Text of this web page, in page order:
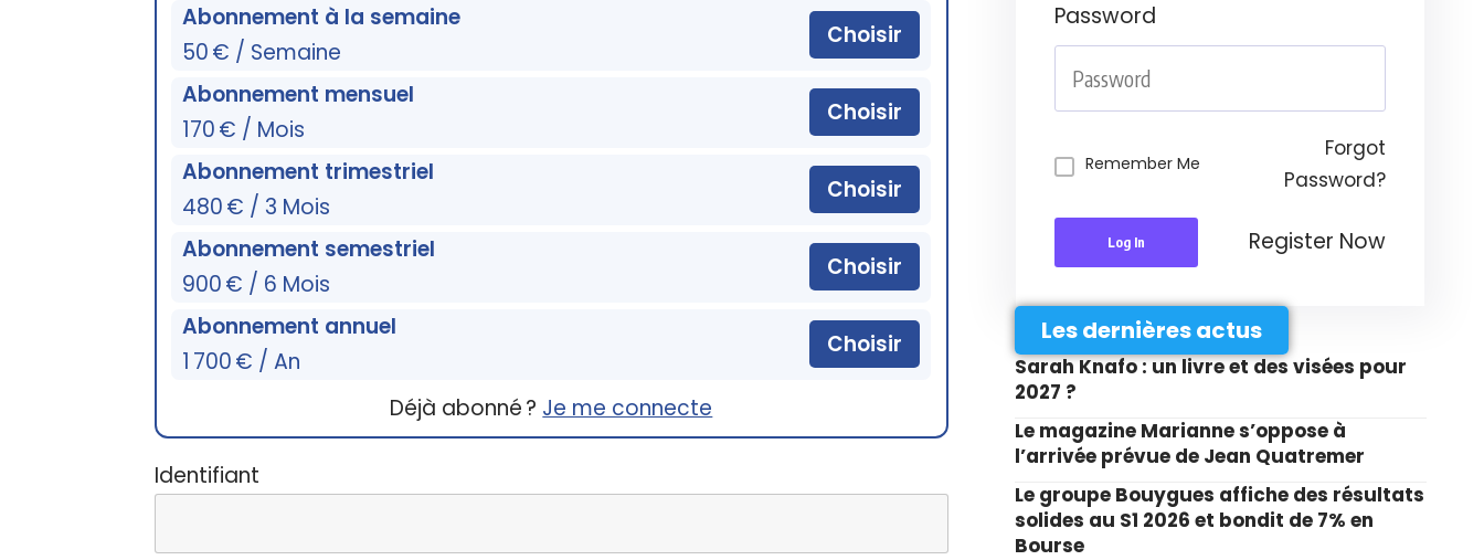
Abonnement à la semaine
50 € / Semaine
Choisir
Abonnement mensuel
170 € / Mois
Choisir
Abonnement trimestriel
480 € / 3 Mois
Choisir
Abonnement semestriel
900 € / 6 Mois
Choisir
Abonnement annuel
1 700 € / An
Choisir
Déjà abonné ? Je me connecte
Identifiant
Password
Remember Me
Forgot
Password?
Log In Register Now
Les dernières actus
Sarah Knafo : un livre et des visées pour
2027 ?
Le magazine Marianne s’oppose à
l’arrivée prévue de Jean Quatremer
Le groupe Bouygues affiche des résultats
solides au S1 2026 et bondit de 7% en
Bourse